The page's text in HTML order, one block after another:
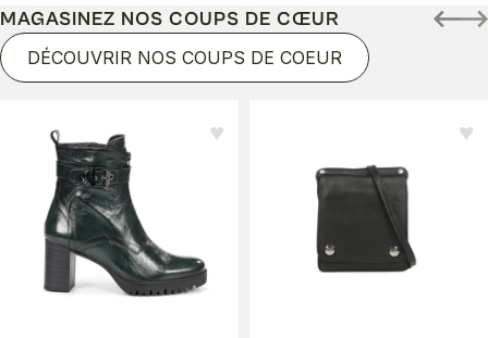
MAGASINEZ NOS COUPS DE CŒUR
DÉCOUVRIR NOS COUPS DE COEUR
♥︎ ♥︎